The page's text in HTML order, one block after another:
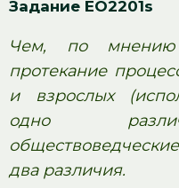
Задание EO2201s
Чем, по мнению
протекание
и взрослых
одно
два различия.